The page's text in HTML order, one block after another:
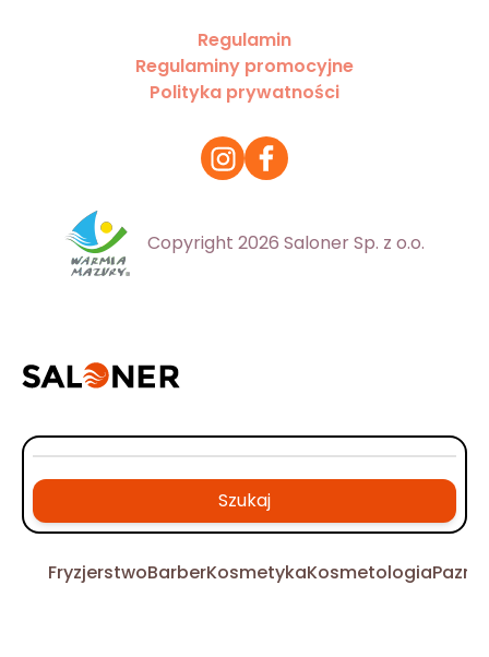
Regulamin
Regulaminy promocyjne
Polityka prywatności
Copyright 2026 Saloner Sp. z o.o.
Szukaj
FryzjerstwoBarberKosmetykaKosmetologia